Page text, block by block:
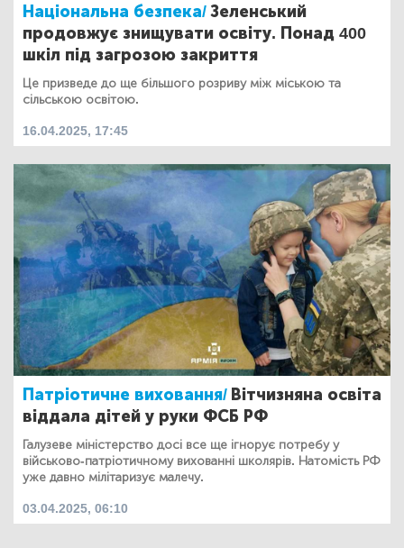
Національна безпека/Зеленський
продовжує знищувати освіту. Понад 400
шкіл під загрозою закриття
Це призведе до ще більшого розриву між міською та
сільською освітою.
16.04.2025, 17:45
Патріотичне виховання/ Вітчизняна освіта
віддала дітей у руки ФСБ РФ
Галузеве міністерство досі все ще ігнорує потребу у
військово-патріотичному вихованні школярів. Натомість РФ
уже давно мілітаризує малечу.
03.04.2025, 06:10